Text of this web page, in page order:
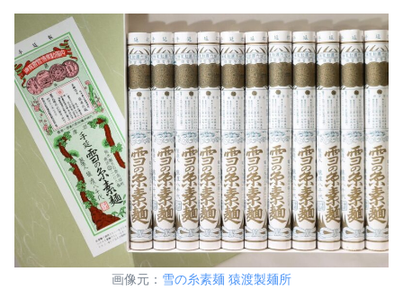
画像元： 雪の糸素麺 猿渡製麺所